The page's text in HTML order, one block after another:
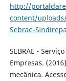
http://
content/
Sebrae-
SEBRAE -
Empresas.
mecânica.